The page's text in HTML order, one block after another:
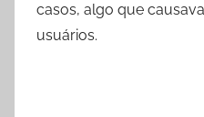
casos, algo que
usuários.